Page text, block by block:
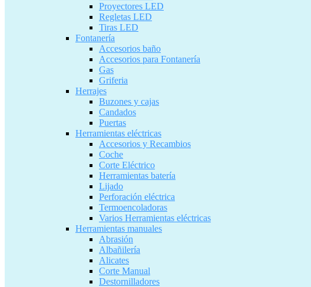
Proyectores LED
Regletas LED
Tiras LED
Fontanería
Accesorios baño
Accesorios para Fontanería
Gas
Griferia
Herrajes
Buzones y cajas
Candados
Puertas
Herramientas eléctricas
Accesorios y Recambios
Coche
Corte Eléctrico
Herramientas batería
Lijado
Perforación eléctrica
Termoencoladoras
Varios Herramientas eléctricas
Herramientas manuales
Abrasión
Albañilería
Alicates
Corte Manual
Destornilladores